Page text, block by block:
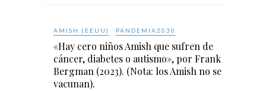
AMISH (EEUU) PANDEMIA2030
«Hay cero niños Amish que sufren de
cáncer, diabetes o autismo», por Frank
Bergman (2023). (Nota: los Amish no se
vacunan).